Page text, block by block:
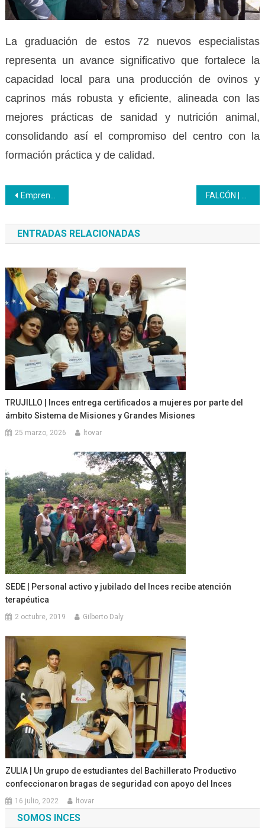
La graduación de estos 72 nuevos especialistas
representa un avance significativo que fortalece la
capacidad local para una producción de ovinos y
caprinos más robusta y eficiente, alineada con las
mejores prácticas de sanidad y nutrición animal,
consolidando así el compromiso del centro con la
formación práctica y de calidad.
Navegación
de
entradas
Emprendedores esto es para ustedes 18, 19 y 20
ENTRADAS RELACIONADAS
TRUJILLO | Inces entrega certificados a mujeres por parte del
ámbito Sistema de Misiones y Grandes Misiones
25 marzo, 2026 ltovar
SEDE | Personal activo y jubilado del Inces recibe atención
terapéutica
2 octubre, 2019 Gilberto Daly
ZULIA | Un grupo de estudiantes del Bachillerato Productivo
confeccionaron bragas de seguridad con apoyo del Inces
16 julio, 2022 ltovar
SOMOS INCES